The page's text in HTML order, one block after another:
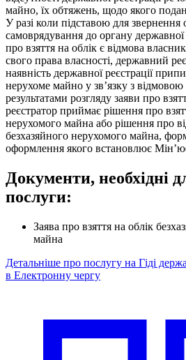
майно, їх обтяжень, щодо якого
У разі коли підставою для звернення
самоврядування до органу державної
про взяття на облік є відмова
свого права власності, державний
наявність державної реєстрації
нерухоме майно у зв’язку з відмовою
результатами розгляду заяви про
реєстратор приймає рішення про
нерухомого майна або рішення про
безхазяйного нерухомого майна,
оформлення якого встановлює
Документи, необхідні
послуги:
Заява про взяття на облік
майна
Детальніше про послугу на Гіді
в Електронну чергу